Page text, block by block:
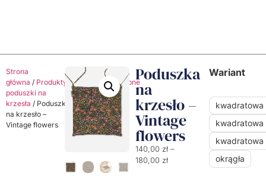
Strona
główna / Produkty /Poduszki /Ozdobne
poduszki na
krzesła / Poduszka
na krzesło –
Vintage flowers
Poduszka
na
krzesło –
Vintage
flowers
140,00 zł –
180,00 zł
Wariant
kwadratowa
kwadratowa
kwadratowa
okrągła